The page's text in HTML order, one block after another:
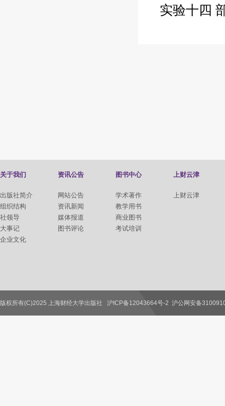
实验十四
关于我们
出版社简介
组织结构
社领导
大事记
企业文化
资讯公告
网站公告
资讯新闻
媒体报道
图书评论
图书中心
学术著作
教学用书
商业图书
考试培训
上财云津
上财云津
联系我们
版权所有(C)2025 上海财经大学出版社 沪ICP备12043664号-2 沪公网安备